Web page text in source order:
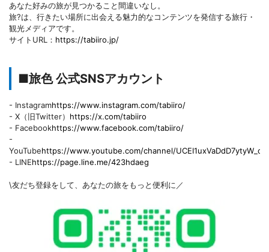
あなた好みの旅が見つかること間違いなし。
旅?は、行きたい場所に出会える魅力的なコンテンツを発信する旅行・
観光メディアです。
サイトURL： https://tabiiro.jp/
■旅色 公式SNSアカウント
- Instagramhttps://www.instagram.com/tabiiro/
- X（旧Twitter） https://x.com/tabiiro
- Facebookhttps://www.facebook.com/tabiiro/
-
YouTubehttps://www.youtube.com/channel/
- LINEhttps://page.line.me/423hdaeg
\友だち登録をして、あなたの旅をもっと便利に／